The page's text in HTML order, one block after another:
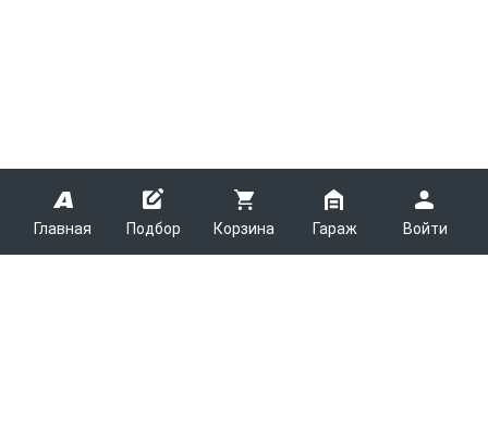
Главная Подбор Корзина Гараж Войти